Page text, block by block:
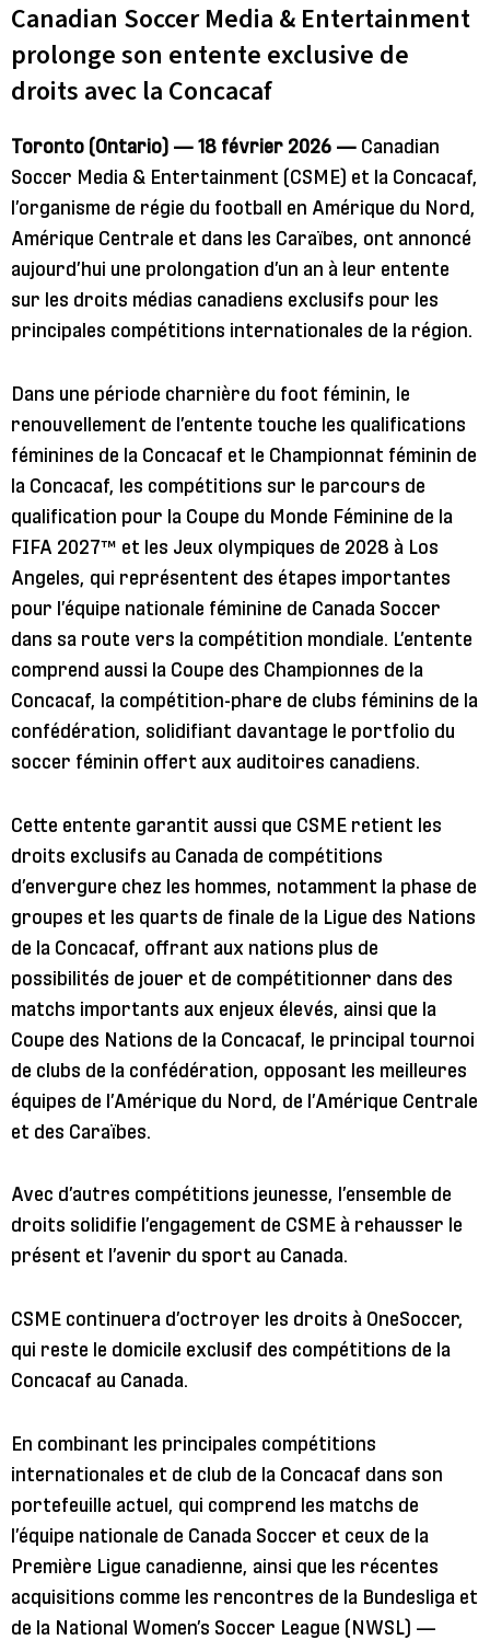
Canadian Soccer Media & Entertainment
prolonge son entente exclusive de
droits avec la Concacaf
Toronto (Ontario) — 18 février 2026 — Canadian
Soccer Media & Entertainment (CSME) et la Concacaf,
l’organisme de régie du football en Amérique du Nord,
Amérique Centrale et dans les Caraïbes, ont annoncé
aujourd’hui une prolongation d’un an à leur entente
sur les droits médias canadiens exclusifs pour les
principales compétitions internationales de la région.
Dans une période charnière du foot féminin, le
renouvellement de l’entente touche les qualifications
féminines de la Concacaf et le Championnat féminin de
la Concacaf, les compétitions sur le parcours de
qualification pour la Coupe du Monde Féminine de la
FIFA 2027™ et les Jeux olympiques de 2028 à Los
Angeles, qui représentent des étapes importantes
pour l’équipe nationale féminine de Canada Soccer
dans sa route vers la compétition mondiale. L’entente
comprend aussi la Coupe des Championnes de la
Concacaf, la compétition-phare de clubs féminins de la
confédération, solidifiant davantage le portfolio du
soccer féminin offert aux auditoires canadiens.
Cette entente garantit aussi que CSME retient les
droits exclusifs au Canada de compétitions
d’envergure chez les hommes, notamment la phase de
groupes et les quarts de finale de la Ligue des Nations
de la Concacaf, offrant aux nations plus de
possibilités de jouer et de compétitionner dans des
matchs importants aux enjeux élevés, ainsi que la
Coupe des Nations de la Concacaf, le principal tournoi
de clubs de la confédération, opposant les meilleures
équipes de l’Amérique du Nord, de l’Amérique Centrale
et des Caraïbes.
Avec d’autres compétitions jeunesse, l’ensemble de
droits solidifie l’engagement de CSME à rehausser le
présent et l’avenir du sport au Canada.
CSME continuera d’octroyer les droits à OneSoccer,
qui reste le domicile exclusif des compétitions de la
Concacaf au Canada.
En combinant les principales compétitions
internationales et de club de la Concacaf dans son
portefeuille actuel, qui comprend les matchs de
l’équipe nationale de Canada Soccer et ceux de la
Première Ligue canadienne, ainsi que les récentes
acquisitions comme les rencontres de la Bundesliga et
de la National Women’s Soccer League (NWSL) —